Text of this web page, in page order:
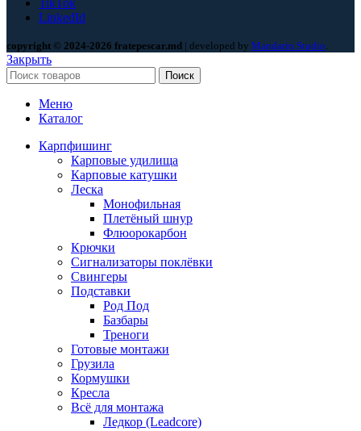
LinkedId
copyright © 2024-2026 fratepescar.md | developed by Mandarin Studio
Закрыть
Поиск
Меню
Каталог
Карпфишинг
Карповые удилища
Карповые катушки
Леска
Монофильная
Плетёный шнур
Флюорокарбон
Крючки
Сигнализаторы поклёвки
Свингеры
Подставки
Род Под
Базбары
Треноги
Готовые монтажи
Грузила
Кормушки
Кресла
Всё для монтажа
Ледкор (Leadcore)